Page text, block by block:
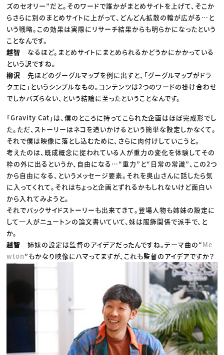
ズのセオリー”だと。そのワードで誰かがまとめサイトを上げて、そこか
らさらに別のまとめサイトに上がって、どんどん拡散の輪が広がる…と
いう戦略。この効果は実際にリサーチ結果からも明らかになったという
ことなんです。
越智 なるほど。まとめサイトにまとめられるかどうかにかかっている
という訳ですね。
柳沢先ほどのグーグルマップを例に出すと、「グーグルマップがドラ
クエに」というシンプルなもの。コンテンツは2つのワードの掛け合わせ
でしかバズらない、という結論に至ったということなんです。
「Gravity Cat」は、僕のところに持ってこられた企画はほぼ完成形でし
た。ただ、ストーリーはネコを追いかけるという簡単な設定しかなくて。
それで僕は映像に落とし込むために、さらに肉付けしていこうと。
考えたのは、既成概念に捉われている人が重力の変化を体験してその
枠の外に出るというか、自由になる…“重力”と“日常の常識”、この2つ
から自由になる、というメッセージ要素。それを奥山さんに話したら気
に入ってくれて。それはちょっと企画とずれるかもしれないけど面白い
から入れてみようと。
それでバックサイドストーリーも出来てきて。登場人物も姉妹の設定に
して一人がニュートンの論文書いていて、妹は服飾関係で派手で、と
か。
越智姉妹の設定は監督のアイデアだったんですね。テーマ曲の“Me
wton”もかなり映像にハマってますが、これも監督のアイデアですか？